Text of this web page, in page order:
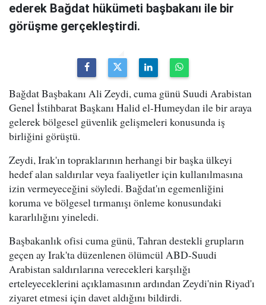
ederek Bağdat hükümeti başbakanı ile bir
görüşme gerçekleştirdi.
Bağdat Başbakanı Ali Zeydi, cuma günü Suudi Arabistan
Genel İstihbarat Başkanı Halid el-Humeydan ile bir araya
gelerek bölgesel güvenlik gelişmeleri konusunda iş
birliğini görüştü.
Zeydi, Irak'ın topraklarının herhangi bir başka ülkeyi
hedef alan saldırılar veya faaliyetler için kullanılmasına
izin vermeyeceğini söyledi. Bağdat'ın egemenliğini
koruma ve bölgesel tırmanışı önleme konusundaki
kararlılığını yineledi.
Başbakanlık ofisi cuma günü, Tahran destekli grupların
geçen ay Irak'ta düzenlenen ölümcül ABD-Suudi
Arabistan saldırılarına verecekleri karşılığı
erteleyeceklerini açıklamasının ardından Zeydi'nin Riyad'ı
ziyaret etmesi için davet aldığını bildirdi.